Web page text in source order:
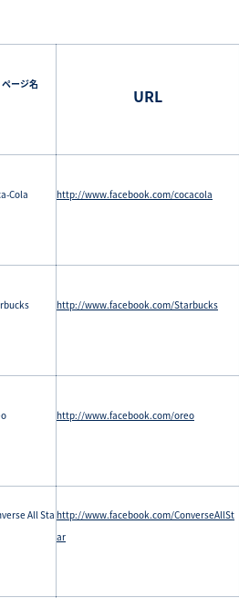
ページ名
URL
Cola http://www.facebook.com/cocacola
http://www.facebook.com/Starbucks
http://www.facebook.com/oreo
All Sta http://www.facebook.com/ConverseAllSt
ar